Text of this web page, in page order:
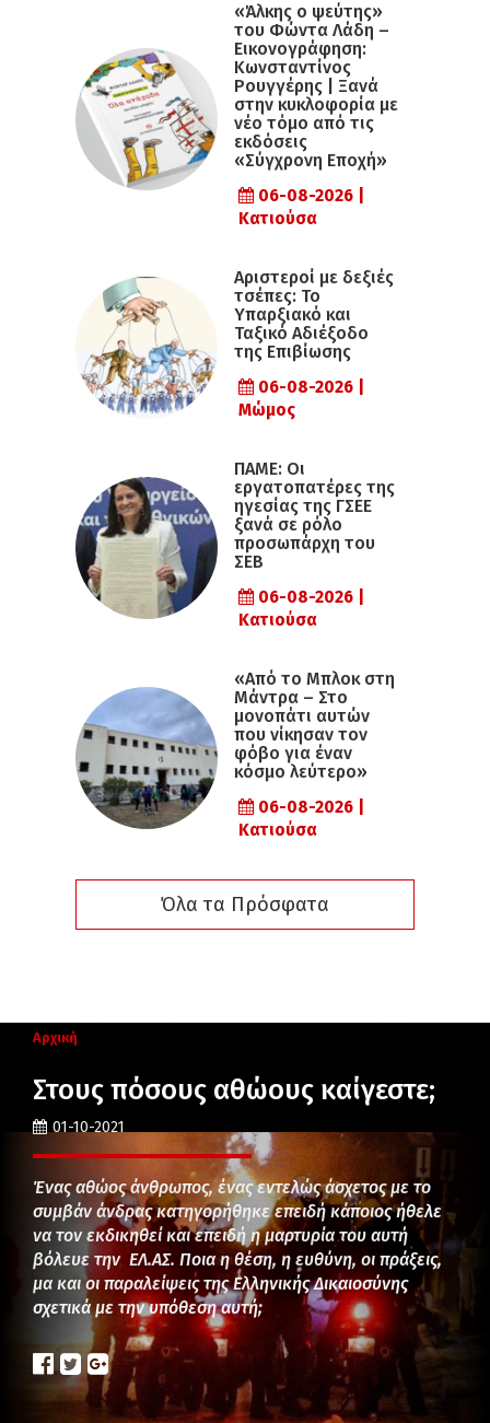
«Άλκης ο ψεύτης»
του Φώντα Λάδη –
Εικονογράφηση:
Κωνσταντίνος
Ρουγγέρης | Ξανά
στην κυκλοφορία με
νέο τόμο από τις
εκδόσεις
«Σύγχρονη Εποχή»
06-08-2026 |
Κατιούσα
Αριστεροί με δεξιές
τσέπες: Το
Υπαρξιακό και
Ταξικό Αδιέξοδο
της Επιβίωσης
06-08-2026 |
Μώμος
ΠΑΜΕ: Οι
εργατοπατέρες της
ηγεσίας της ΓΣΕΕ
ξανά σε ρόλο
προσωπάρχη του
ΣΕΒ
06-08-2026 |
Κατιούσα
«Από το Μπλοκ στη
Μάντρα – Στο
μονοπάτι αυτών
που νίκησαν τον
φόβο για έναν
κόσμο λεύτερο»
06-08-2026 |
Κατιούσα
Όλα τα Πρόσφατα
Αρχική
Στους πόσους αθώους καίγεστε;
01-10-2021
Ένας αθώος άνθρωπος, ένας εντελώς άσχετος με το
συμβάν άνδρας κατηγορήθηκε επειδή κάποιος ήθελε
να τον εκδικηθεί και επειδή η μαρτυρία του αυτή
βόλευε την ΕΛ.ΑΣ. Ποια η θέση, η ευθύνη, οι πράξεις,
μα και οι παραλείψεις της Ελληνικής Δικαιοσύνης
σχετικά με την υπόθεση αυτή;